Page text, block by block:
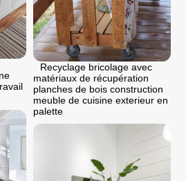
Recyclage bricolage avec
matériaux de récupération
planches de bois construction
meuble de cuisine exterieur en
palette